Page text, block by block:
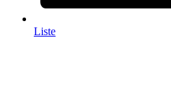
Liste